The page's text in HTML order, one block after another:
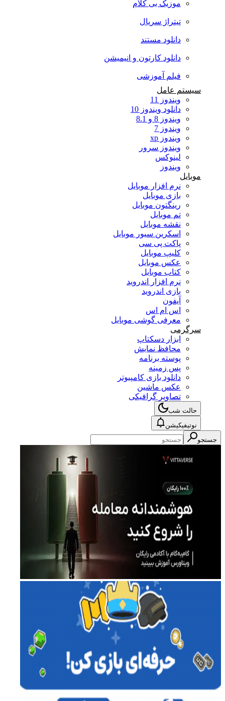
موزیک بی کلام
تیتراژ سریال
دانلود مستند
دانلود کارتون و انیمیشن
فیلم آموزشی
سیستم عامل
ویندوز 11
دانلود ویندوز 10
ویندوز 8 و 8.1
ویندوز 7
ویندوز xp
ویندوز سرور
لینوکس
ویندوز
موبایل
نرم افزار موبایل
بازی موبایل
رینگتون موبایل
تم موبایل
نقشه موبایل
اسکرین سیور موبایل
پاکت پی سی
کلیپ موبایل
عکس موبایل
کتاب موبایل
نرم افزار اندروید
بازی اندروید
آیفون
اس ام اس
معرفی گوشی موبایل
سرگرمی
ابزار دسکتاپ
محافظ نمایش
پوسته برنامه
پس زمینه
دانلود بازی کامپیوتر
عکس ماشین
تصاویر گرافیکی
حالت شب
نوتیفیکیشن
جستجو